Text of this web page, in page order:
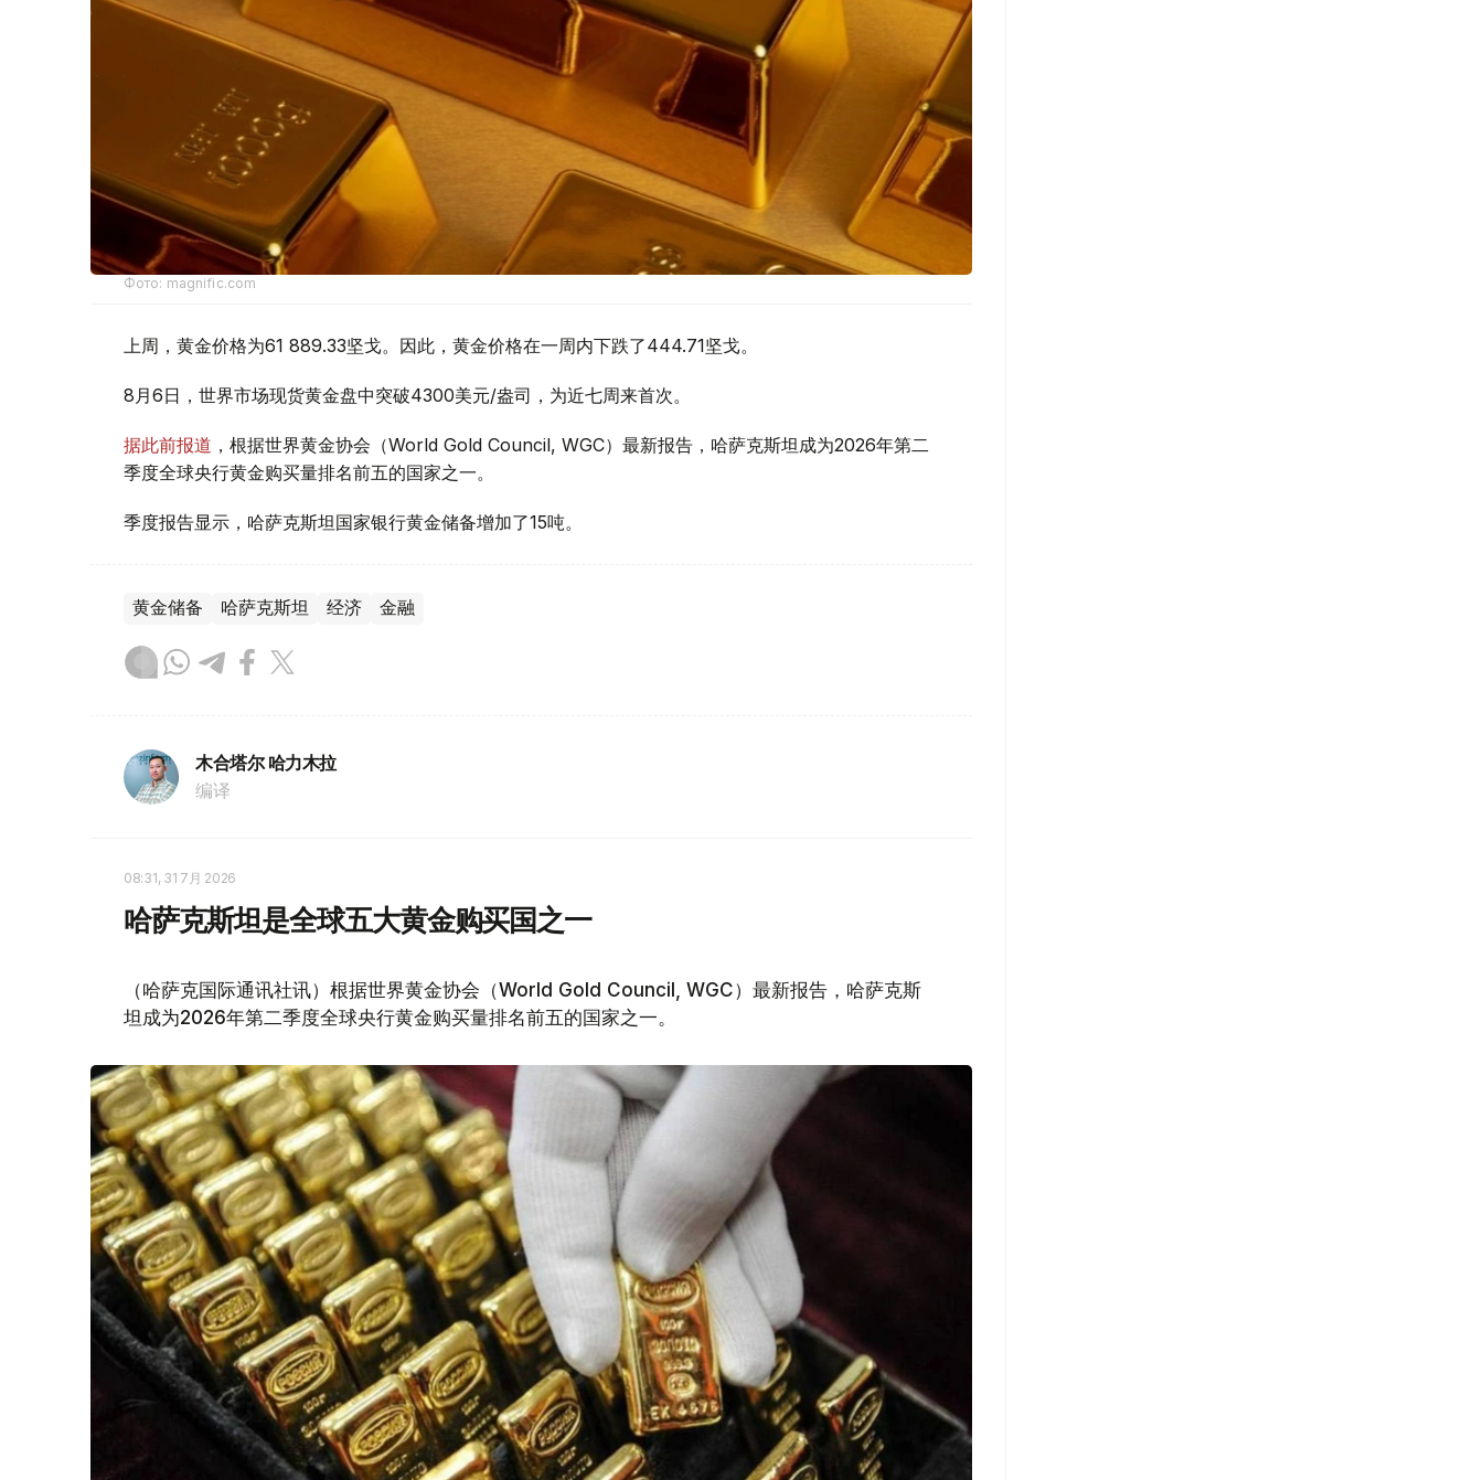
Фото: magnific.com
上周，黄金价格为61 889.33坚戈。因此，黄金价格在一周内下跌了444.71坚戈。
8月6日，世界市场现货黄金盘中突破4300美元/盎司，为近七周来首次。
据此前报道 ，根据世界黄金协会（World Gold Council, WGC）最新报告，哈萨克斯坦成为2026年第二
季度全球央行黄金购买量排名前五的国家之一。
季度报告显示，哈萨克斯坦国家银行黄金储备增加了15吨。
黄金储备 哈萨克斯坦 经济 金融
木合塔尔 哈力木拉
编译
08:31, 31 7月 2026
哈萨克斯坦是全球五大黄金购买国之一
（哈萨克国际通讯社讯）根据世界黄金协会（World Gold Council, WGC）最新报告，哈萨克斯
坦成为2026年第二季度全球央行黄金购买量排名前五的国家之一。